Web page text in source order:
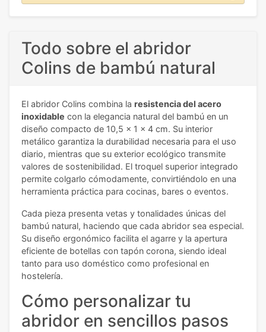
Todo sobre el abridor
Colins de bambú natural
El abridor Colins combina la resistencia del acero
inoxidable con la elegancia natural del bambú en un
diseño compacto de 10,5 x 1 x 4 cm. Su interior
metálico garantiza la durabilidad necesaria para el uso
diario, mientras que su exterior ecológico transmite
valores de sostenibilidad. El troquel superior integrado
permite colgarlo cómodamente, convirtiéndolo en una
herramienta práctica para cocinas, bares o eventos.
Cada pieza presenta vetas y tonalidades únicas del
bambú natural, haciendo que cada abridor sea especial.
Su diseño ergonómico facilita el agarre y la apertura
eficiente de botellas con tapón corona, siendo ideal
tanto para uso doméstico como profesional en
hostelería.
Cómo personalizar tu
abridor en sencillos pasos